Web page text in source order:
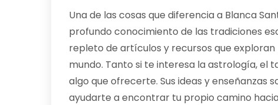
Una de las cosas que diferencia a Blanca
profundo conocimiento de las tradiciones
repleto de artículos y recursos que
mundo. Tanto si te interesa la astrología, el
algo que ofrecerte. Sus ideas y enseñanzas
ayudarte a encontrar tu propio camino